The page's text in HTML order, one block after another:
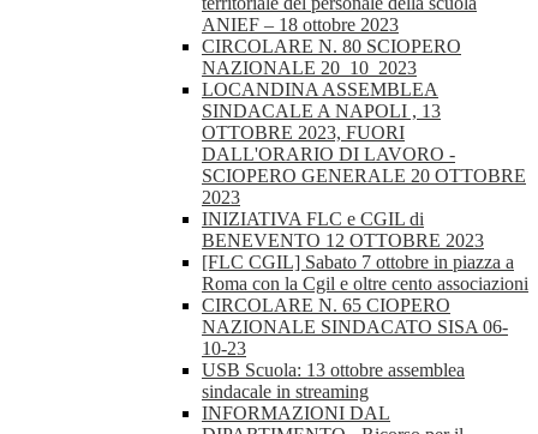
ANIEF – 18 ottobre 2023
CIRCOLARE N. 80 SCIOPERO
NAZIONALE 20_10_2023
LOCANDINA ASSEMBLEA
SINDACALE A NAPOLI , 13
OTTOBRE 2023, FUORI
DALL'ORARIO DI LAVORO -
SCIOPERO GENERALE 20 OTTOBRE
2023
INIZIATIVA FLC e CGIL di
BENEVENTO 12 OTTOBRE 2023
[FLC CGIL] Sabato 7 ottobre in piazza a
Roma con la Cgil e oltre cento associazioni
CIRCOLARE N. 65 CIOPERO
NAZIONALE SINDACATO SISA 06-
10-23
USB Scuola: 13 ottobre assemblea
sindacale in streaming
INFORMAZIONI DAL